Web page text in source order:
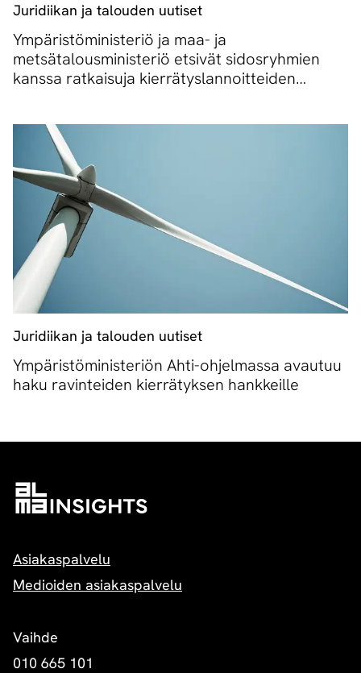
Juridiikan ja talouden uutiset
Ympäristöministeriö ja maa- ja
metsätalousministeriö etsivät sidosryhmien
kanssa ratkaisuja kierrätyslannoitteiden
Juridiikan ja talouden uutiset
Ympäristöministeriön Ahti-ohjelmassa avautuu
haku ravinteiden kierrätyksen hankkeille
Asiakaspalvelu
Medioiden asiakaspalvelu
Vaihde
010 665 101